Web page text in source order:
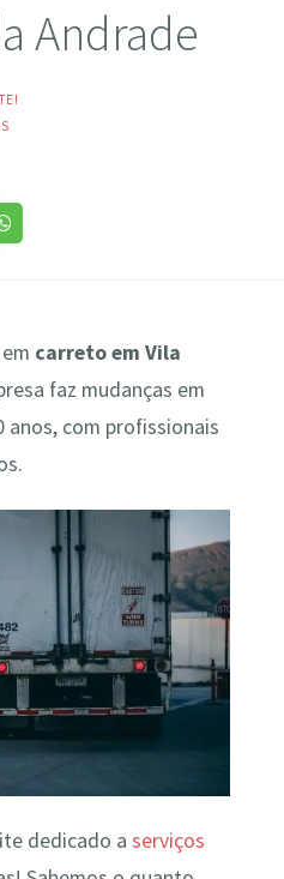
Andrade
carreto em Vila
faz mudanças em
anos, com profissionais
dedicado a serviços